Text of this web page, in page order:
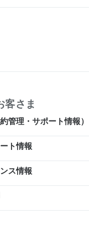
客さま
管理・サポート情報）
ト情報
ス情報